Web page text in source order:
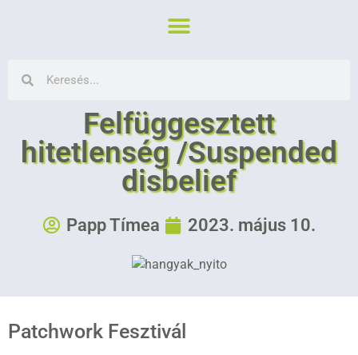
Felfüggesztett
hitetlenség /Suspended
disbelief
Papp Tímea 2023. május 10.
Patchwork Fesztivál